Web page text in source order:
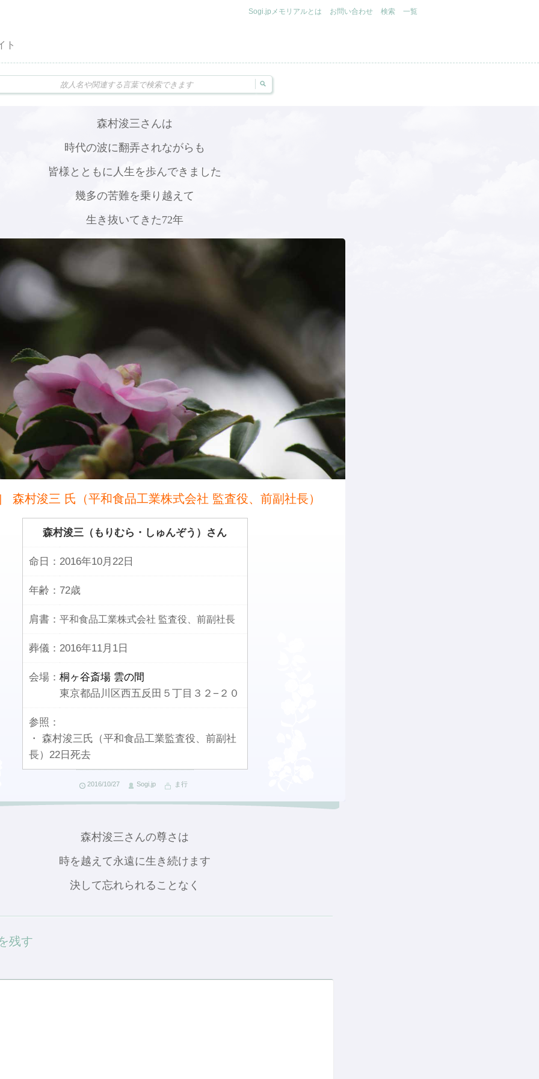
ト
Sogi.jpメモリアルとは お問い合わせ 検索 一覧
森村浚三さんは
時代の波に翻弄されながらも
皆様とともに人生を歩んできました
幾多の苦難を乗り越えて
生き抜いてきた72年
森村浚三 氏（平和食品工業株式会社 監査役、前副社長）
森村浚三（もりむら・しゅんぞう）さん
命日： 2016年10月22日
年齢： 72歳
肩書： 平和食品工業株式会社 監査役、前副社長
葬儀： 2016年11月1日
会場： 桐ヶ谷斎場 雲の間
東京都品川区西五反田５丁目３２−２０
参照：
・ 森村浚三氏（平和食品工業監査役、前副社
長）22日死去
2016/10/27 Sogi.jp ま行
森村浚三さんの尊さは
時を越えて永遠に生き続けます
決して忘れられることなく
残す